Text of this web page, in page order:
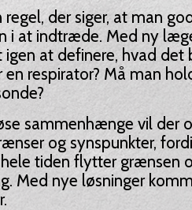
regel, der siger, at man
i at indtræde. Med ny
at definere, hvad det
en respirator? Må man
sammenhænge vil der
og synspunkter, fordi
tiden flytter grænsen
Med nye løsninger